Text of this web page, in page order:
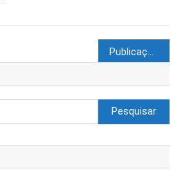
E
Bonitas
Pesquisar
por: